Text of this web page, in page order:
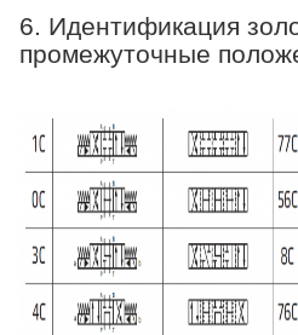
6. Идентификация
промежуточные